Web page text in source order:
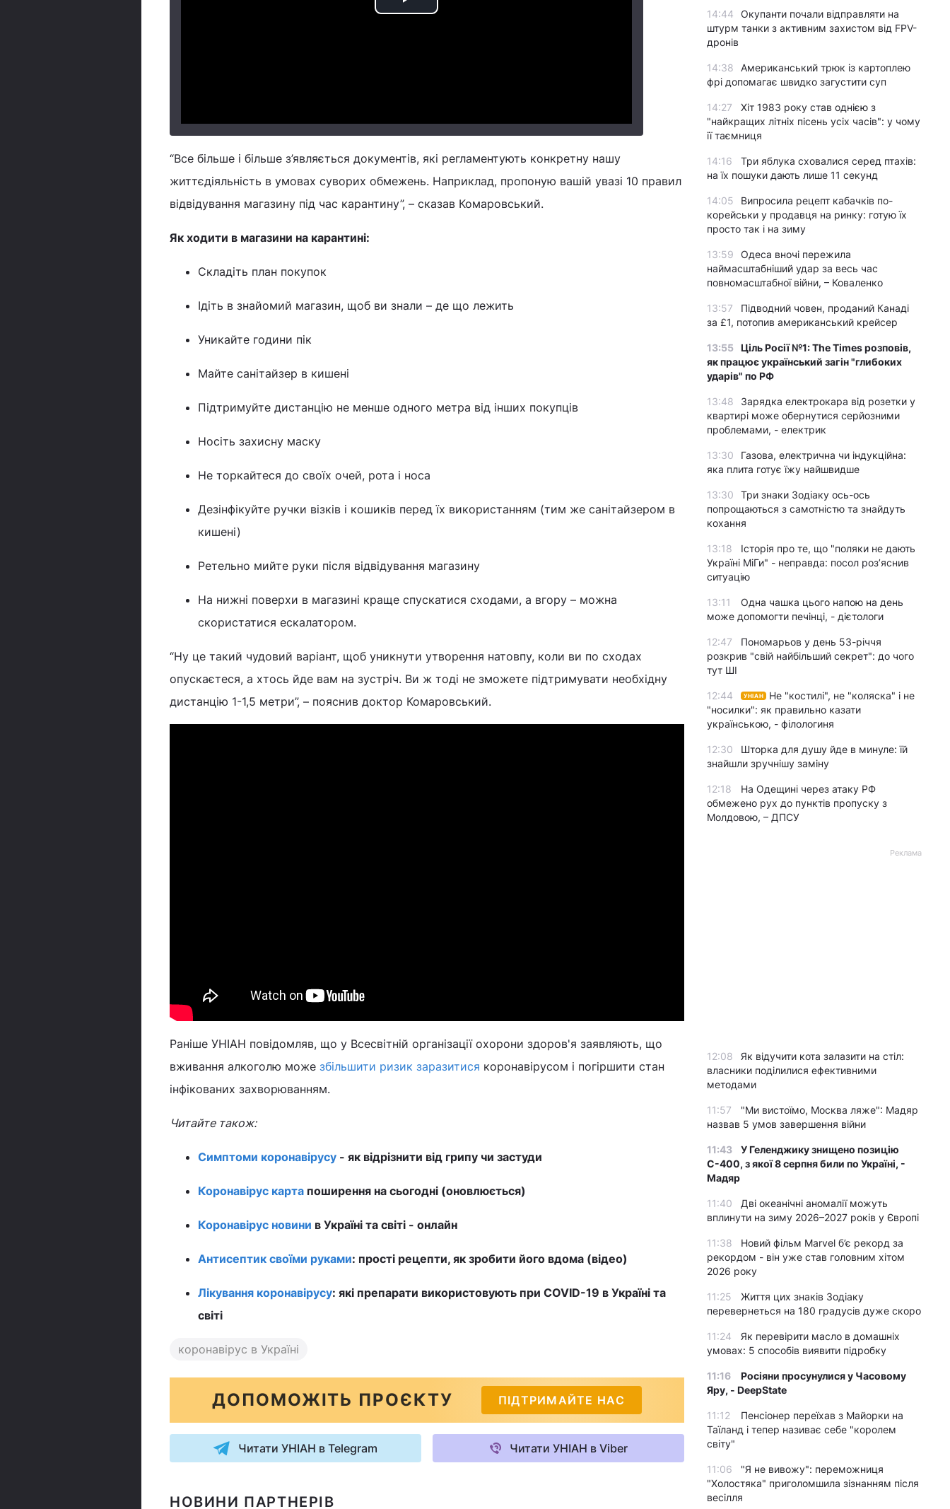
Play
“Все більше і більше з’являється документів, які регламентують конкретну нашу
життєдіяльність в умовах суворих обмежень. Наприклад, пропоную вашій увазі 10 правил
відвідування магазину під час карантину”, – сказав Комаровський.
Як ходити в магазини на карантині:
Складіть план покупок
Ідіть в знайомий магазин, щоб ви знали – де що лежить
Уникайте години пік
Майте санітайзер в кишені
Підтримуйте дистанцію не менше одного метра від інших покупців
Носіть захисну маску
Не торкайтеся до своїх очей, рота і носа
Дезінфікуйте ручки візків і кошиків перед їх використанням (тим же санітайзером в
кишені)
Ретельно мийте руки після відвідування магазину
На нижні поверхи в магазині краще спускатися сходами, а вгору – можна
скористатися ескалатором.
“Ну це такий чудовий варіант, щоб уникнути утворення натовпу, коли ви по сходах
опускаєтеся, а хтось йде вам на зустріч. Ви ж тоді не зможете підтримувати необхідну
дистанцію 1-1,5 метри”, – пояснив доктор Комаровський.
Раніше УНІАН повідомляв, що у Всесвітній організації охорони здоров'я заявляють, що
вживання алкоголю може збільшити ризик заразитися коронавірусом і погіршити стан
інфікованих захворюванням.
Читайте також:
Симптоми коронавірусу - як відрізнити від грипу чи застуди
Коронавірус карта поширення на сьогодні (оновлюється)
Коронавірус новини в Україні та світі - онлайн
Антисептик своїми руками: прості рецепти, як зробити його вдома (відео)
Лікування коронавірусу: які препарати використовують при COVID-19 в Україні та
світі
коронавірус в Україні
ДОПОМОЖІТЬ ПРОЄКТУ ПІДТРИМАЙТЕ НАС
Читати УНІАН в Telegram Читати УНІАН в Viber
НОВИНИ ПАРТНЕРІВ
14:44
Окупанти почали відправляти на
штурм танки з активним захистом від FPV-
дронів
14:38
Американський трюк із картоплею
фрі допомагає швидко загустити суп
14:27
Хіт 1983 року став однією з
"найкращих літніх пісень усіх часів": у чому
її таємниця
14:16
Три яблука сховалися серед птахів:
на їх пошуки дають лише 11 секунд
14:05
Випросила рецепт кабачків по-
корейськи у продавця на ринку: готую їх
просто так і на зиму
13:59
Одеса вночі пережила
наймасштабніший удар за весь час
повномасштабної війни, – Коваленко
13:57
Підводний човен, проданий Канаді
за £1, потопив американський крейсер
13:55 Ціль Росії №1: The Times розповів,
як працює український загін "глибоких
ударів" по РФ
13:48
Зарядка електрокара від розетки у
квартирі може обернутися серйозними
проблемами, - електрик
13:30
Газова, електрична чи індукційна:
яка плита готує їжу найшвидше
13:30
Три знаки Зодіаку ось-ось
попрощаються з самотністю та знайдуть
кохання
13:18
Історія про те, що "поляки не дають
Україні МіГи" - неправда: посол роз’яснив
ситуацію
13:11
Одна чашка цього напою на день
може допомогти печінці, - дієтологи
12:47
Пономарьов у день 53-річчя
розкрив "свій найбільший секрет": до чого
тут ШІ
12:44 УНІАН
Не "костилі", не "коляска" і не
"носилки": як правильно казати
українською, - філологиня
12:30
Шторка для душу йде в минуле: їй
знайшли зручнішу заміну
12:18
На Одещині через атаку РФ
обмежено рух до пунктів пропуску з
Молдовою, – ДПСУ
Реклама
12:08
Як відучити кота залазити на стіл:
власники поділилися ефективними
методами
11:57
"Ми вистоїмо, Москва ляже": Мадяр
назвав 5 умов завершення війни
11:43
У Геленджику знищено позицію
С-400, з якої 8 серпня били по Україні, -
Мадяр
11:40
Дві океанічні аномалії можуть
вплинути на зиму 2026–2027 років у Європі
11:38
Новий фільм Marvel б’є рекорд за
рекордом - він уже став головним хітом
2026 року
11:25
Життя цих знаків Зодіаку
перевернеться на 180 градусів дуже скоро
11:24
Як перевірити масло в домашніх
умовах: 5 способів виявити підробку
11:16
Росіяни просунулися у Часовому
Яру, - DeepState
11:12
Пенсіонер переїхав з Майорки на
Таїланд і тепер називає себе "королем
світу"
11:06
"Я не вивожу": переможниця
"Холостяка" приголомшила зізнанням після
весілля